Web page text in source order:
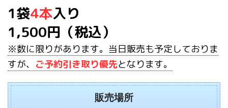
1袋4本入り
1,500円（税込）
※数に限りがあります。当日販売も予定しておりま
すが、 ご予約引き取り優先となります。
販売場所